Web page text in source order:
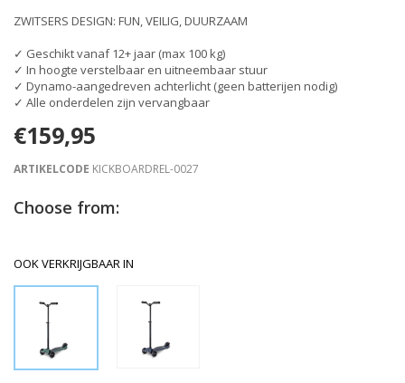
ZWITSERS DESIGN: FUN, VEILIG, DUURZAAM
✓ Geschikt vanaf 12+ jaar (max 100 kg)
✓ In hoogte verstelbaar en uitneembaar stuur
✓ Dynamo-aangedreven achterlicht (geen batterijen nodig)
✓ Alle onderdelen zijn vervangbaar
€159,95
ARTIKELCODE KICKBOARDREL-0027
Choose from:
OOK VERKRIJGBAAR IN